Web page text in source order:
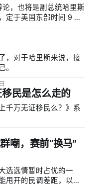
，也将是副总统哈里斯
定于美国东部时间 9 月
电视、流媒体和互联网
，对于哈里斯来说，接
。
民是怎么走的
千万无证移民么？》系
嘲，赛前“换马”
选选情暂时占优的一
甩开的民调差距，以及